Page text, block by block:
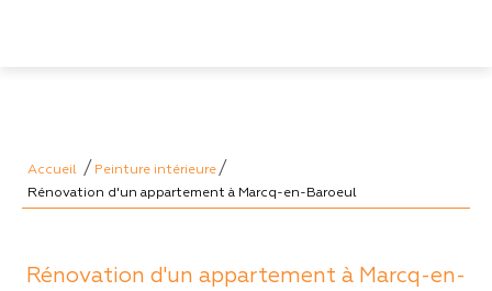
Accueil / Peinture intérieure /
Rénovation d'un appartement à Marcq-en-Baroeul
Rénovation d'un appartement à Marcq-en-